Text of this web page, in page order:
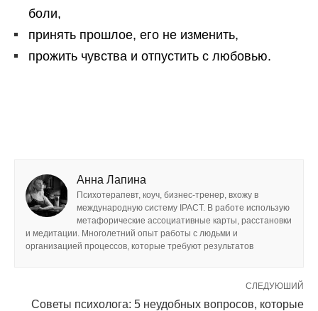
боли,
принять прошлое, его не изменить,
прожить чувства и отпустить с любовью.
Анна Лапина
Психотерапевт, коуч, бизнес-тренер, вхожу в
международную систему IPACT. В работе использую
метафорические ассоциативные карты, расстановки
и медитации. Многолетний опыт работы с людьми и
организацией процессов, которые требуют результатов
СЛЕДУЮШИЙ
Советы психолога: 5 неудобных вопросов, которые